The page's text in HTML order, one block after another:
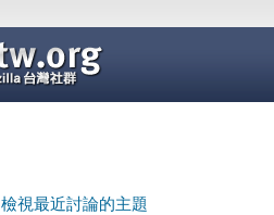
檢視最近討論的主題